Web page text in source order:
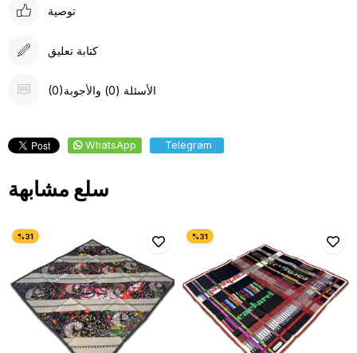
توصية
كتابة تعليق
(0)الأسئلة (0) والأجوبة
WhatsApp Telegram
سلع مشابهة